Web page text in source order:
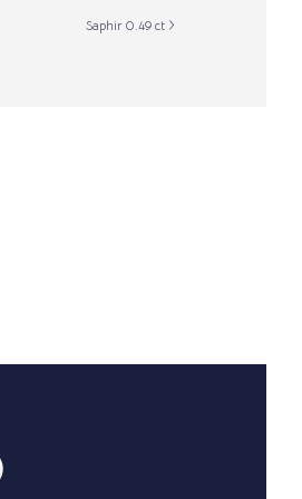
Saphir 0.49 ct